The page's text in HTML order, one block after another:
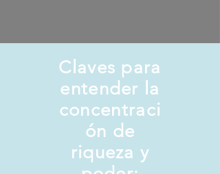
Claves para
entender la
concentraci
ón de
riqueza y